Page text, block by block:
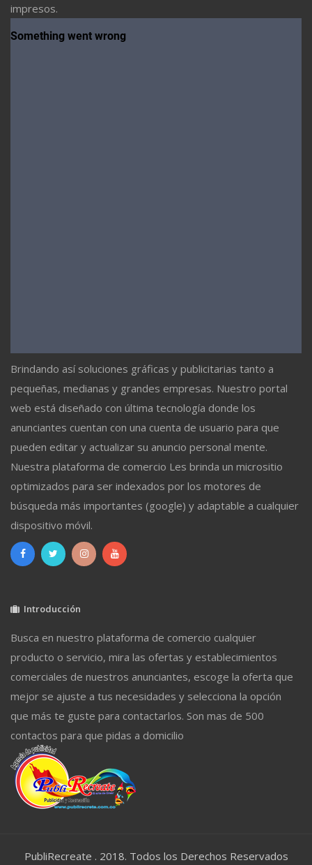
impresos.
Brindando así soluciones gráficas y publicitarias tanto a
pequeñas, medianas y grandes empresas. Nuestro portal
web está diseñado con última tecnología donde los
anunciantes cuentan con una cuenta de usuario para que
pueden editar y actualizar su anuncio personal mente.
Nuestra plataforma de comercio Les brinda un micrositio
optimizados para ser indexados por los motores de
búsqueda más importantes (google) y adaptable a cualquier
dispositivo móvil.
Introducción
Busca en nuestro plataforma de comercio cualquier
producto o servicio, mira las ofertas y establecimientos
comerciales de nuestros anunciantes, escoge la oferta que
mejor se ajuste a tus necesidades y selecciona la opción
que más te guste para contactarlos. Son mas de 500
contactos para que pidas a domicilio
PubliRecreate . 2018. Todos los Derechos Reservados